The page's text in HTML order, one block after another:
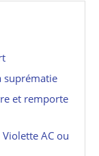
suprématie
et remporte
AC ou